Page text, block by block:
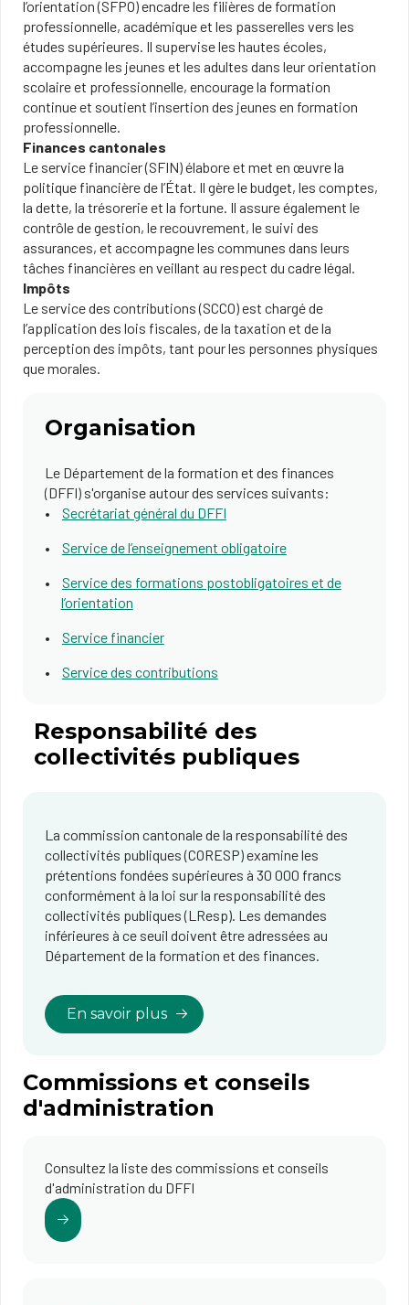
l’orientation (SFPO) encadre les filières de formation
professionnelle, académique et les passerelles vers les
études supérieures. Il supervise les hautes écoles,
accompagne les jeunes et les adultes dans leur orientation
scolaire et professionnelle, encourage la formation
continue et soutient l’insertion des jeunes en formation
professionnelle.
Finances cantonales
Le service financier (SFIN) élabore et met en œuvre la
politique financière de l’État. Il gère le budget, les comptes,
la dette, la trésorerie et la fortune. Il assure également le
contrôle de gestion, le recouvrement, le suivi des
assurances, et accompagne les communes dans leurs
tâches financières en veillant au respect du cadre légal.
Impôts
Le service des contributions (SCCO) est chargé de
l’application des lois fiscales, de la taxation et de la
perception des impôts, tant pour les personnes physiques
que morales.
Organisation
Le Département de la formation et des finances
(DFFI) s'organise autour des services suivants:
Secrétariat général du DFFI
Service de l’enseignement obligatoire
Service des formations postobligatoires et de
l’orientation
Service financier
Service des contributions
Responsabilité des
collectivités publiques
La commission cantonale de la responsabilité des
collectivités publiques (CORESP) examine les
prétentions fondées supérieures à 30 000 francs
conformément à la loi sur la responsabilité des
collectivités publiques (LResp). Les demandes
inférieures à ce seuil doivent être adressées au
Département de la formation et des finances.
En savoir plus
Commissions et conseils
d'administration
Consultez la liste des commissions et conseils
d'administration du DFFI